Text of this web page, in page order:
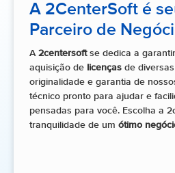
A 2CenterSoft é
Parceiro de
A 2centersoftse dedica a
aquisição de licenças de
originalidade e garantia de
técnico pronto para ajudar e
pensadas para você. Escolha a
tranquilidade de um ótimo